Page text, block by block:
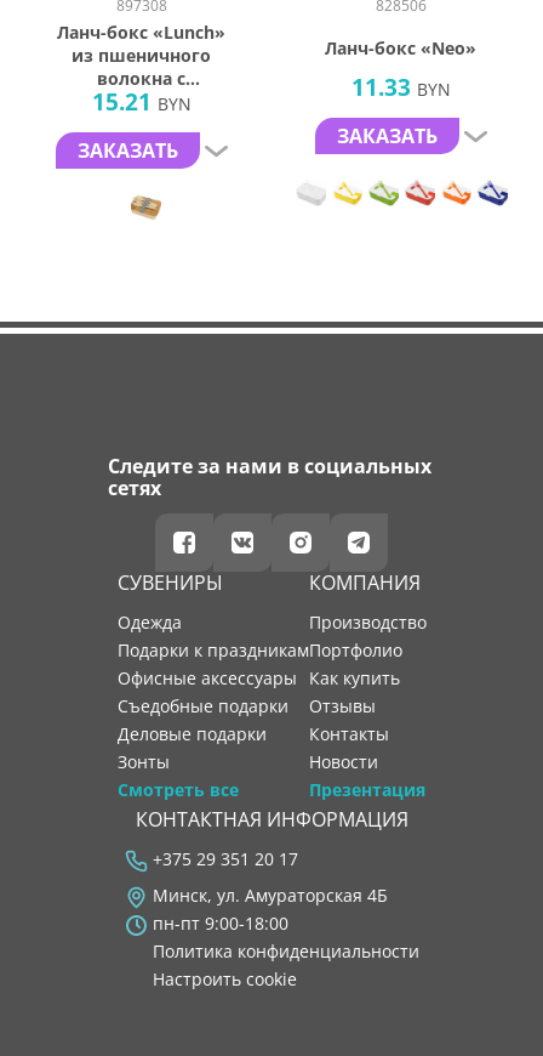
897308
Ланч-бокс «Lunch»
из пшеничного
волокна с
бамбуковой
15.21 BYN
ЗАКАЗАТЬ
828506
Ланч-бокс «Neo»
11.33 BYN
ЗАКАЗАТЬ
Следите за нами в социальных
сетях
СУВЕНИРЫ
Одежда
Подарки к праздникам
Офисные аксессуары
Съедобные подарки
Деловые подарки
Зонты
Смотреть все
КОМПАНИЯ
производство
портфолио
как купить
отзывы
контакты
новости
Презентация
КОНТАКТНАЯ ИНФОРМАЦИЯ
+375 29 351 20 17
Минск, ул. Амураторская 4Б
пн-пт 9:00-18:00
Политика конфиденциальности
Настроить cookie